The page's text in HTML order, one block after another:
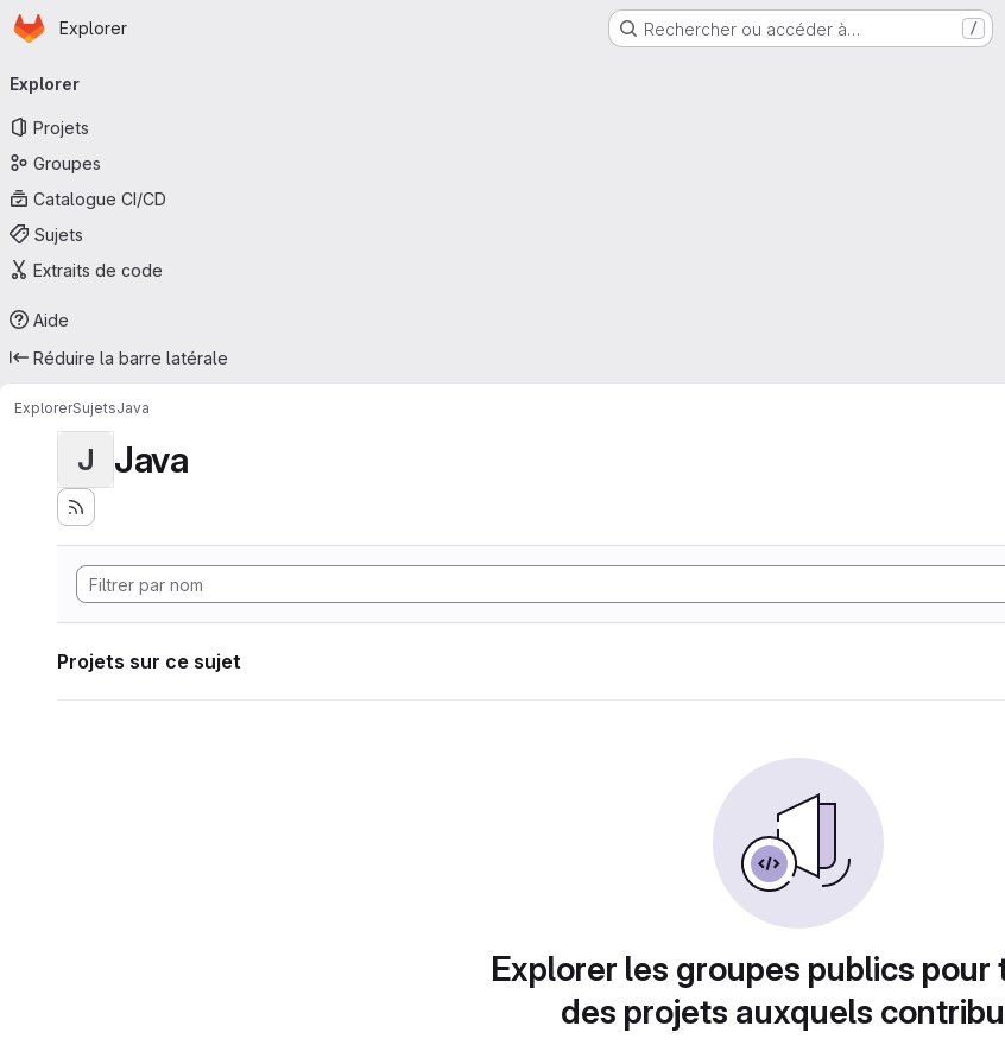
Passer au contenu principal
Page d'accueil
Explorer Rechercher ou accéder à… /
principale
Explorer
Projets
Groupes
Catalogue CI/CD
Sujets
Extraits de code
Aide
Réduire la barre latérale
ExplorerSujetsJava
J Java
Projets sur ce sujet
Explorer les groupes publics pour
des projets auxquels